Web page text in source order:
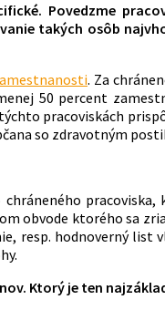
Povedzme
takých osôb
. Za
50 percent
pracoviskách
so zdravotným
obvode ktorého sa
resp. hodnoverný
Ktorý je ten